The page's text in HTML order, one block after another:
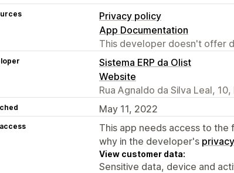
Privacy policy
App Documentation
This developer doesn't offer
Sistema ERP da Olist
Website
Rua Agnaldo da Silva Leal,
May 11, 2022
This app needs access to
why in the developer's
View customer data:
Sensitive data, device and